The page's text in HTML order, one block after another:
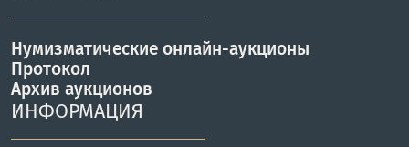
Нумизматические онлайн-аукционы
Протокол
Архив аукционов
ИНФОРМАЦИЯ